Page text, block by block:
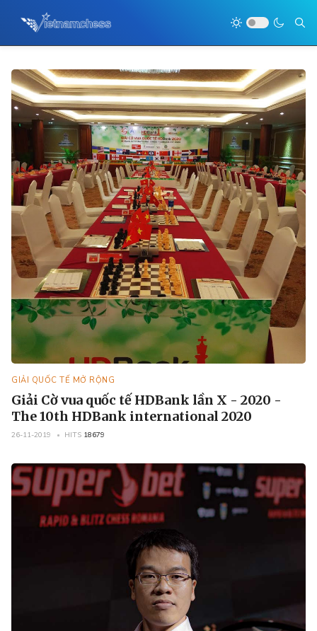
GIẢI QUỐC TẾ MỞ RỘNG
Giải Cờ vua quốc tế HDBank lần X - 2020 -
The 10th HDBank international 2020
26-11-2019 HITS 18679